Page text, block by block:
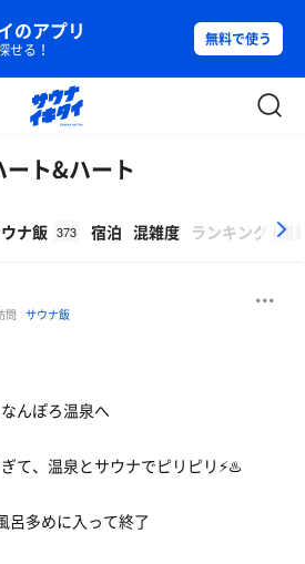
のアプリ
せる！
無料で使う
ト&ハート
ナ飯 373 宿泊 混雑度 ランキング (開
問 サウナ飯
んぽろ温泉へ
て、温泉とサウナでピリピリ⚡️♨️
呂多めに入って終了